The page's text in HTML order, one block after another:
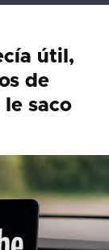
útil,
de
le saco